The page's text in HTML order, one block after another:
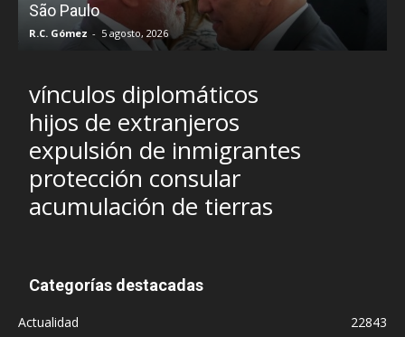
São Paulo
R.C. Gómez - 5 agosto, 2026
vínculos diplomáticos
hijos de extranjeros
expulsión de inmigrantes
protección consular
acumulación de tierras
Categorías destacadas
Actualidad
22843